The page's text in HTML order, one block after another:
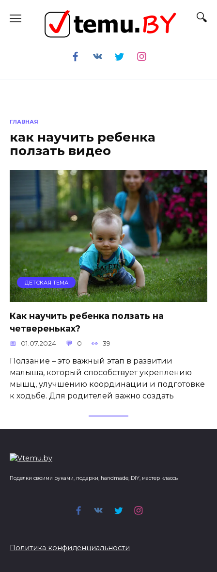
содержанию
ГЛАВНАЯ
как научить ребенка
ползать видео
ДЕТСКАЯ ТЕМА
Как научить ребенка ползать на
четвереньках?
01.07.2024 0 39
Ползание – это важный этап в развитии
малыша, который способствует укреплению
мышц, улучшению координации и подготовке
к ходьбе. Для родителей важно создать
Поделки своими руками, подарки, handmade, DIY, мастер классы
Политика конфиденциальности